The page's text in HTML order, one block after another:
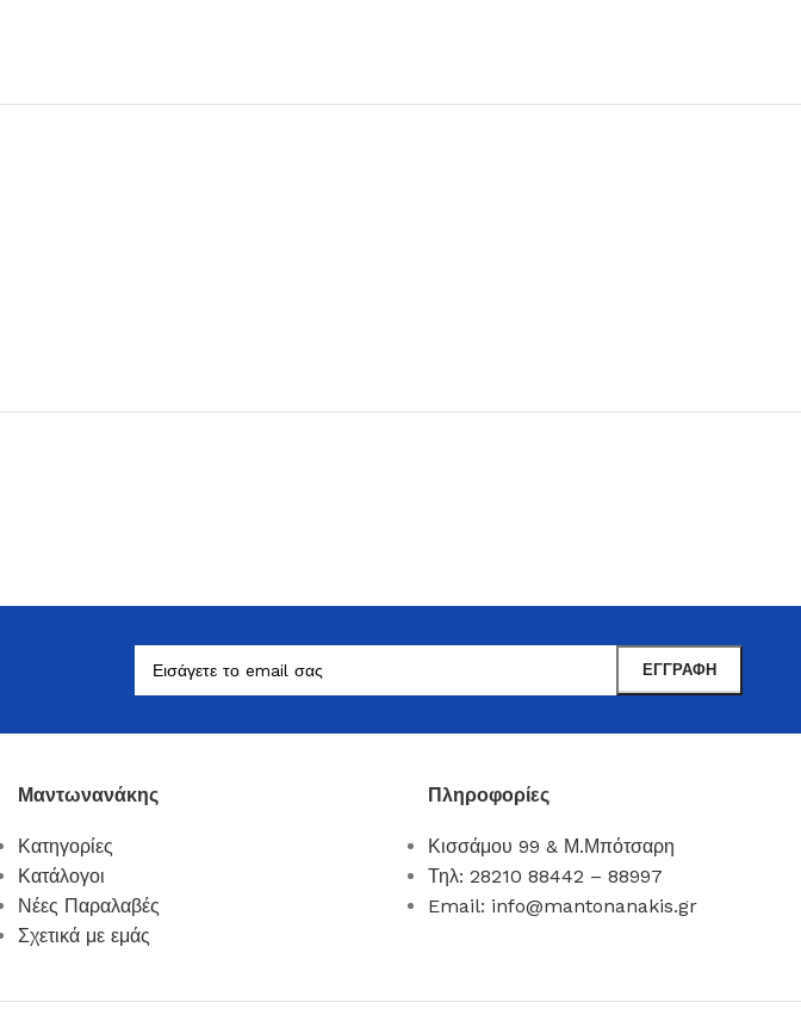
Επιτραπέζια Είδη
Ότι χρειάζεστε εδώ !
Μαντωνανάκης
Κατηγορίες
Κατάλογοι
Νέες Παραλαβές
Σχετικά με εμάς
Πληροφορίες
Κισσάμου 99 & Μ.Μπότσαρη
Τηλ: 28210 88442 – 88997
Email: info@mantonanakis.gr